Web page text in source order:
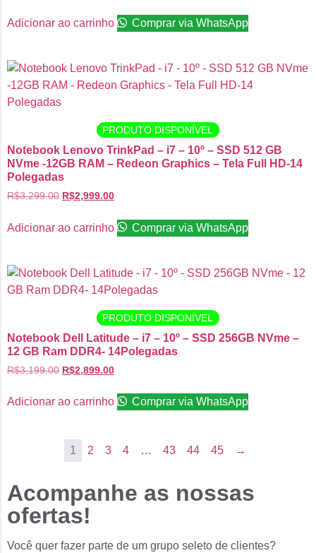
Adicionar ao carrinho Comprar via WhatsApp
PRODUTO DISPONÍVEL
Notebook Lenovo TrinkPad – i7 – 10º – SSD 512 GB
NVme -12GB RAM – Redeon Graphics – Tela Full HD-14
Polegadas
R$3,299.00 R$2,999.00
Adicionar ao carrinho Comprar via WhatsApp
PRODUTO DISPONÍVEL
Notebook Dell Latitude – i7 – 10º – SSD 256GB NVme –
12 GB Ram DDR4- 14Polegadas
R$3,199.00 R$2,899.00
Adicionar ao carrinho Comprar via WhatsApp
1 2 3 4 … 43 44 45 →
Acompanhe as nossas
ofertas!
Você quer fazer parte de um grupo seleto de clientes?